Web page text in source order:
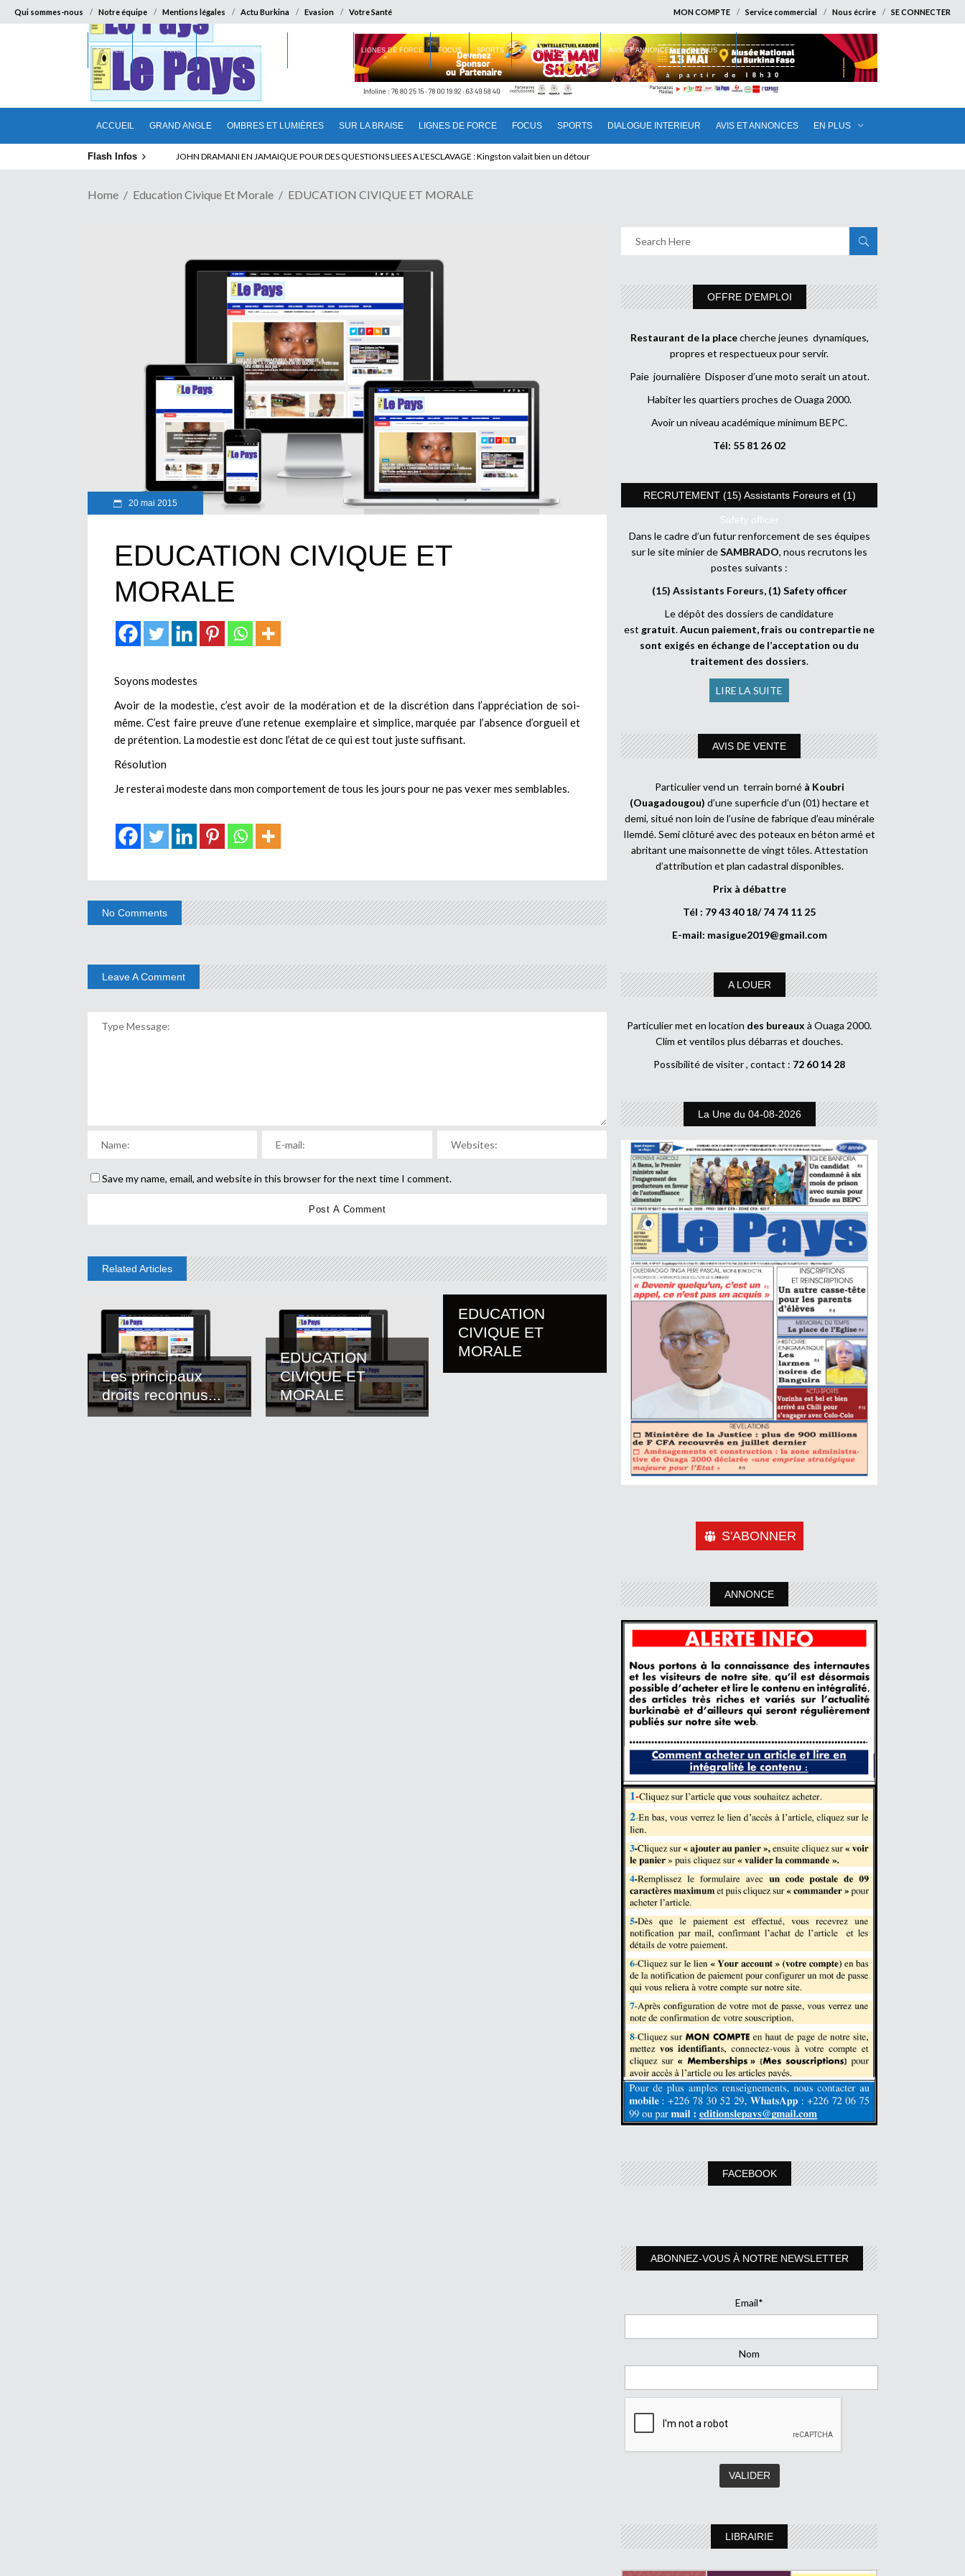
Qui sommes-nous Notre équipe Mentions légales Actu Burkina Evasion Votre Santé MON COMPTE Service commercial Nous écrire SE CONNECTER
ACCUEIL GRAND ANGLE OMBRES ET LUMIÈRES SUR LA BRAISE LIGNES DE FORCE FOCUS SPORTS DIALOGUE INTERIEUR AVIS ET ANNONCES EN PLUS
ACCUEIL GRAND ANGLE OMBRES ET LUMIÈRES LIGNES DE FORCE FOCUS SPORTS DIALOGUE INTERIEUR AVIS ET ANNONCES EN PLUS
Flash Infos ELECTION DE TALON A LA TETE DU SENAT BENINOIS : Quand Patrice quitte le pouvoir sans partir !
Home Education Civique Et Morale EDUCATION CIVIQUE ET MORALE
20 mai 2015
EDUCATION CIVIQUE ET
MORALE
Soyons modestes
Avoir de la modestie, c’est avoir de la modération et de la discrétion dans l’appréciation de soi-
même. C’est faire preuve d’une retenue exemplaire et simplice, marquée par l’absence d’orgueil et
de prétention. La modestie est donc l’état de ce qui est tout juste suffisant.
Résolution
Je resterai modeste dans mon comportement de tous les jours pour ne pas vexer mes semblables.
No Comments
Leave A Comment
Save my name, email, and website in this browser for the next time I comment.
Related Articles
Les principaux
droits reconnus...
EDUCATION
CIVIQUE ET
MORALE
EDUCATION
CIVIQUE ET
MORALE
OFFRE D’EMPLOI
Restaurant de la placecherche jeunes dynamiques,
propres et respectueux pour servir.
Paie journalière Disposer d’une moto serait un atout.
Habiter les quartiers proches de Ouaga 2000.
Avoir un niveau académique minimum BEPC.
Tél: 55 81 26 02
RECRUTEMENT (15) Assistants Foreurs et (1)
Safety officer
Dans le cadre d’un futur renforcement de ses équipes
sur le site minier deSAMBRADO, nous recrutons les
postes suivants :
(15) Assistants Foreurs, (1) Safety officer
Le dépôt des dossiers de candidature
est gratuit.Aucun paiement, frais ou contrepartie ne
sont exigés en échange de l’acceptation ou du
traitement des dossiers.
LIRE LA SUITE
AVIS DE VENTE
Particulier vend un terrain borné à Koubri
(Ouagadougou) d’une superficie d’un (01) hectare et
demi, situé non loin de l’usine de fabrique d’eau minérale
Ilemdé. Semi clôturé avec des poteaux en béton armé et
abritant une maisonnette de vingt tôles. Attestation
d’attribution et plan cadastral disponibles.
Prix à débattre
Tél : 79 43 40 18/ 74 74 11 25
E-mail: masigue2019@gmail.com
A LOUER
Particulier met en location des bureaux à Ouaga 2000.
Clim et ventilos plus débarras et douches.
Possibilité de visiter , contact : 72 60 14 28
La Une du 04-08-2026
S'ABONNER
ANNONCE
FACEBOOK
ABONNEZ-VOUS À NOTRE NEWSLETTER
Email*
Nom
LIBRAIRIE